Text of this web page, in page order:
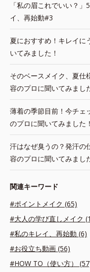
「私の眉これでいい？
イ、再始動#3
夏におすすめ！キレイに
いてみました！
そのベースメイク、夏仕
容のプロに聞いてみまし
薄着の季節目前！今チェ
のプロに聞いてみました！
汗はなぜ臭うの？発汗の
容のプロに聞いてみまし
関連キーワード
#ポイントメイク (65)
#大人の学び直しメイク
#私のキレイ、再始動 (6)
#お役立ち動画 (56)
#HOW TO（使い方）